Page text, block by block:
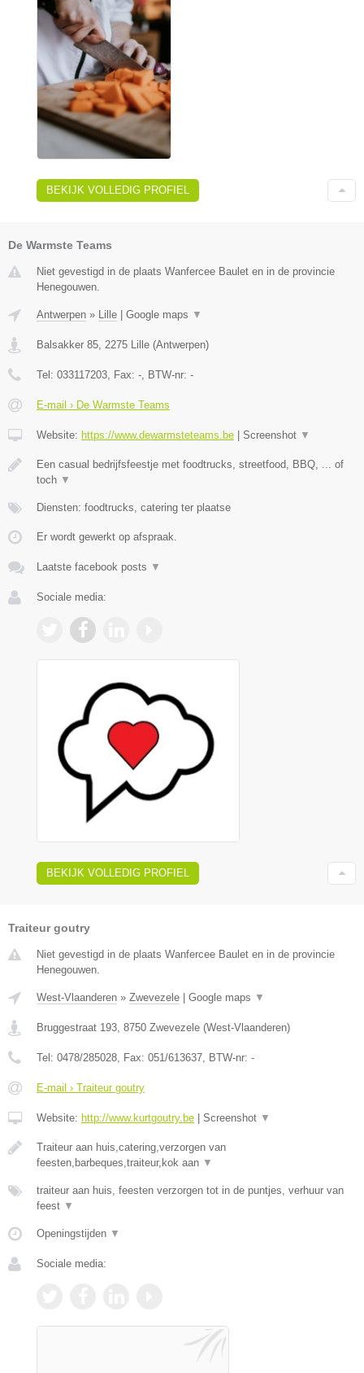
BEKIJK VOLLEDIG PROFIEL
De Warmste Teams
Niet gevestigd in de plaats Wanfercee Baulet en in de provincie
Henegouwen.
Antwerpen » Lille | Google maps ▼
Balsakker 85 2275 Lille (Antwerpen)
Tel: 033117203 , Fax: - , BTW-nr: -
E-mail › De Warmste Teams
Website: https://www.dewarmsteteams.be | Screenshot ▼
Een casual bedrijfsfeestje met foodtrucks, streetfood, BBQ, ... of
toch ▼
Diensten: foodtrucks, catering ter plaatse
Er wordt gewerkt op afspraak.
Laatste facebook posts ▼
Sociale media:
BEKIJK VOLLEDIG PROFIEL
Traiteur goutry
Niet gevestigd in de plaats Wanfercee Baulet en in de provincie
Henegouwen.
West-Vlaanderen » Zwevezele | Google maps ▼
Bruggestraat 193 8750 Zwevezele (West-Vlaanderen)
Tel: 0478/285028 , Fax: 051/613637 , BTW-nr: -
E-mail › Traiteur goutry
Website: http://www.kurtgoutry.be | Screenshot ▼
Traiteur aan huis,catering,verzorgen van
feesten,barbeques,traiteur,kok aan ▼
traiteur aan huis, feesten verzorgen tot in de puntjes, verhuur van
feest ▼
Openingstijden ▼
Sociale media: